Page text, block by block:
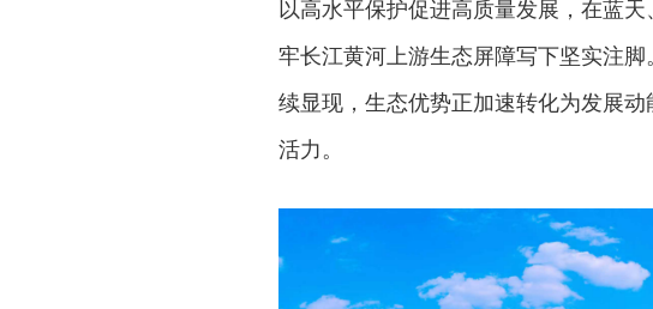
以高水平保护促进高质量发展，在蓝
牢长江黄河上游生态屏障写下坚实注
续显现，生态优势正加速转化为发展
活力。